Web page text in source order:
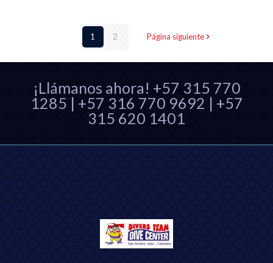
1 2 Página siguiente
¡Llámanos ahora! +57 315 770
1285 | +57 316 770 9692 | +57
315 620 1401